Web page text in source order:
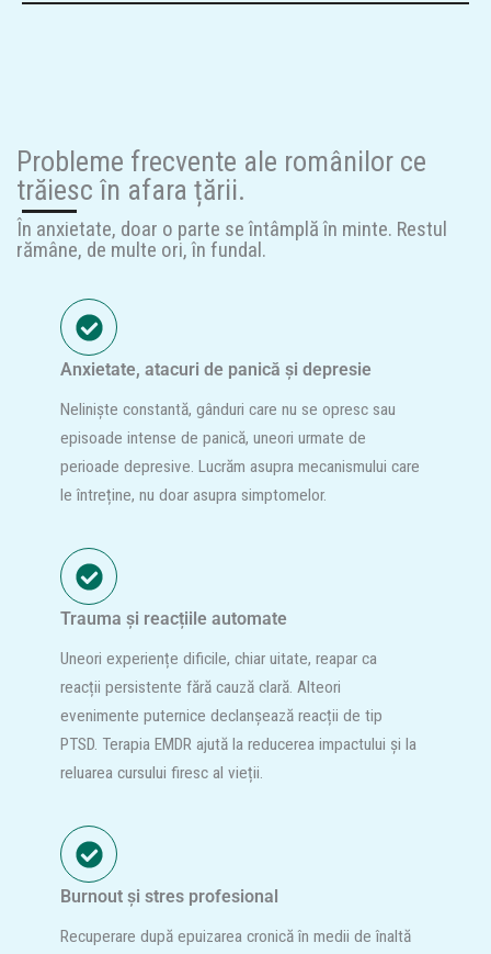
Probleme frecvente ale românilor ce
trăiesc în afara țării.
În anxietate, doar o parte se întâmplă în minte. Restul
rămâne, de multe ori, în fundal.
Anxietate, atacuri de panică și depresie
Neliniște constantă, gânduri care nu se opresc sau
episoade intense de panică, uneori urmate de
perioade depresive. Lucrăm asupra mecanismului care
le întreține, nu doar asupra simptomelor.
Trauma și reacțiile automate
Uneori experiențe dificile, chiar uitate, reapar ca
reacții persistente fără cauză clară. Alteori
evenimente puternice declanșează reacții de tip
PTSD. Terapia EMDR ajută la reducerea impactului și la
reluarea cursului firesc al vieții.
Burnout și stres profesional
Recuperare după epuizarea cronică în medii de înaltă